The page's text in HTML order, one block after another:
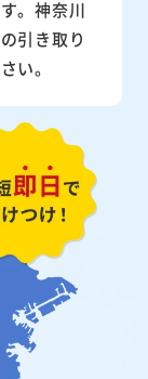
。神奈川
引き取り
い。